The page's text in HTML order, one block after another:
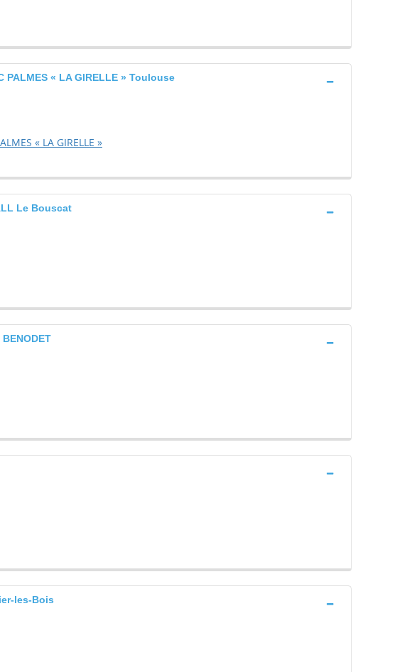
PALMES « LA GIRELLE » Toulouse
« LA GIRELLE »
Le Bouscat
BENODET
les-Bois